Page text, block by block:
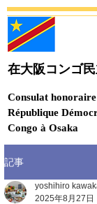
在大阪コンゴ
Consulat honoraire
République
Congo à Osaka
記事
yoshihiro
2025年8月27日